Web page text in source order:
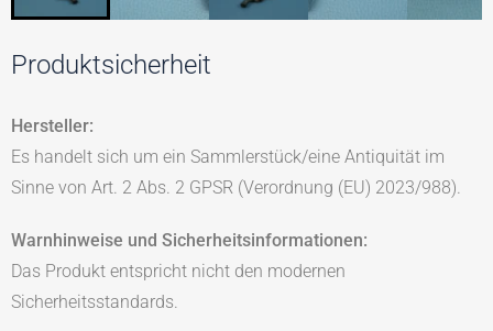
Produktsicherheit
Hersteller:
Es handelt sich um ein Sammlerstück/eine Antiquität im
Sinne von Art. 2 Abs. 2 GPSR (Verordnung (EU) 2023/988).
Warnhinweise und Sicherheitsinformationen:
Das Produkt entspricht nicht den modernen
Sicherheitsstandards.